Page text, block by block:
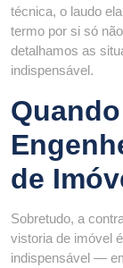
técnica, o laudo
termo por si só
detalhamos as
indispensável.
de
Sobretudo, a
vistoria de imóvel
indispensável —